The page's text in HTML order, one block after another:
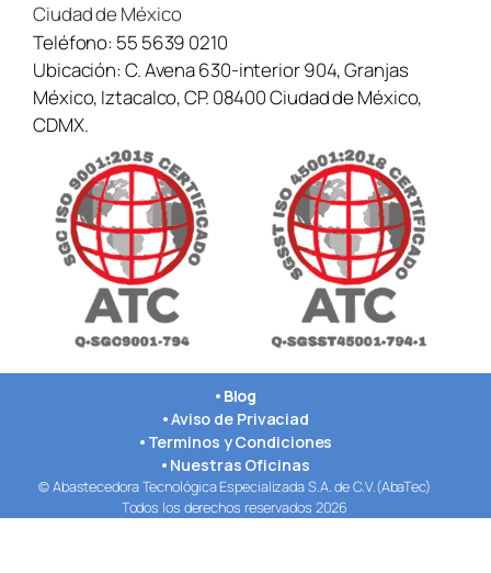
Ciudad de México
Teléfono: 55 5639 0210
Ubicación:C. Avena 630-interior 904, Granjas
México, Iztacalco, CP. 08400 Ciudad de México,
CDMX.
• Blog
•Aviso de Privaciad
• Terminos y Condiciones
• Nuestras Oficinas
© Abastecedora Tecnológica Especializada S.A. de C.V.(AbaTec)
Todos los derechos reservados 2026